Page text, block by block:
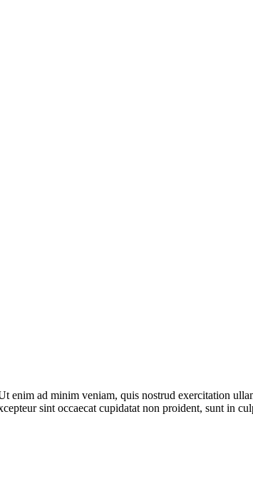
enim ad minim veniam, quis nostrud exercitation
sint occaecat cupidatat non proident, sunt in